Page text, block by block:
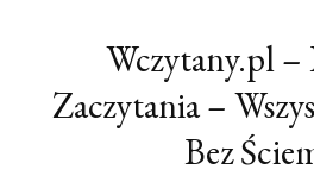
Wczytany.pl
Zaczytania –
Bez